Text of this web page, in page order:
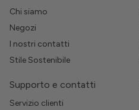
Chi siamo
Negozi
I nostri contatti
Stile Sostenibile
Supporto e contatti
Servizio clienti